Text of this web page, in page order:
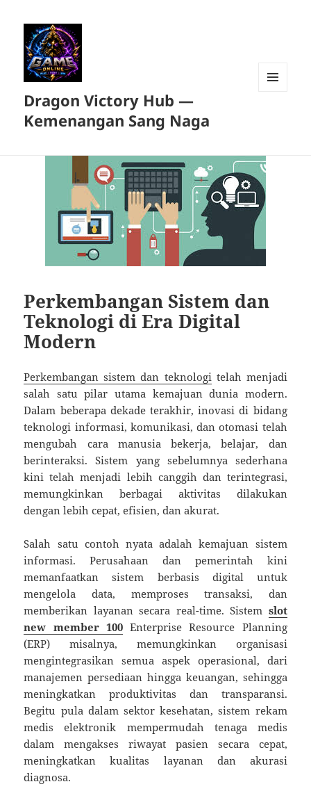
Dragon Victory Hub —
Kemenangan Sang Naga
Perkembangan Sistem dan
Teknologi di Era Digital
Modern
Perkembangan sistem dan teknologi telah menjadi
salah satu pilar utama kemajuan dunia modern.
Dalam beberapa dekade terakhir, inovasi di bidang
teknologi informasi, komunikasi, dan otomasi telah
mengubah cara manusia bekerja, belajar, dan
berinteraksi. Sistem yang sebelumnya sederhana
kini telah menjadi lebih canggih dan terintegrasi,
memungkinkan berbagai aktivitas dilakukan
dengan lebih cepat, efisien, dan akurat.
Salah satu contoh nyata adalah kemajuan sistem
informasi. Perusahaan dan pemerintah kini
memanfaatkan sistem berbasis digital untuk
mengelola data, memproses transaksi, dan
memberikan layanan secara real-time. Sistem slot
new member 100Enterprise Resource Planning
(ERP) misalnya, memungkinkan organisasi
mengintegrasikan semua aspek operasional, dari
manajemen persediaan hingga keuangan, sehingga
meningkatkan produktivitas dan transparansi.
Begitu pula dalam sektor kesehatan, sistem rekam
medis elektronik mempermudah tenaga medis
dalam mengakses riwayat pasien secara cepat,
meningkatkan kualitas layanan dan akurasi
diagnosa.